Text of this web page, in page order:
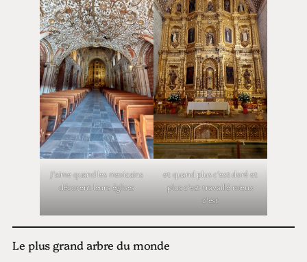
J’aime quand les mexicains
décorent leurs églises
et quand plus c’est doré et
plus c’est travaillé mieux
c’est
Le plus grand arbre du monde